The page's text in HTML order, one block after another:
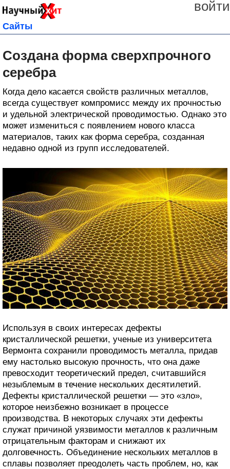
войти
Сайты
Создана форма сверхпрочного
серебра
Когда дело касается свойств различных металлов,
всегда существует компромисс между их прочностью
и удельной электрической проводимостью. Однако это
может измениться с появлением нового класса
материалов, таких как форма серебра, созданная
недавно одной из групп исследователей.
Используя в своих интересах дефекты
кристаллической решетки, ученые из университета
Вермонта сохранили проводимость металла, придав
ему настолько высокую прочность, что она даже
превосходит теоретический предел, считавшийся
незыблемым в течение нескольких десятилетий.
Дефекты кристаллической решетки — это «зло»,
которое неизбежно возникает в процессе
производства. В некоторых случаях эти дефекты
служат причиной уязвимости металлов к различным
отрицательным факторам и снижают их
долговечность. Объединение нескольких металлов в
сплавы позволяет преодолеть часть проблем, но, как